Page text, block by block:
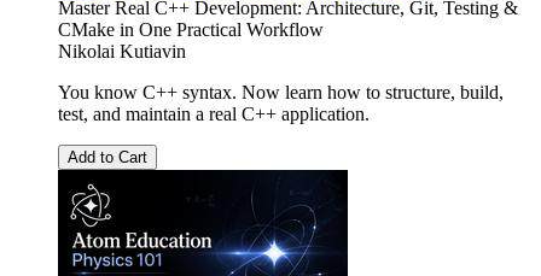
Master Real C++ Development: Architecture, Git, Testing &
CMake in One Practical Workflow
Nikolai Kutiavin
You know C++ syntax. Now learn how to structure, build,
test, and maintain a real C++ application.
Add to Cart